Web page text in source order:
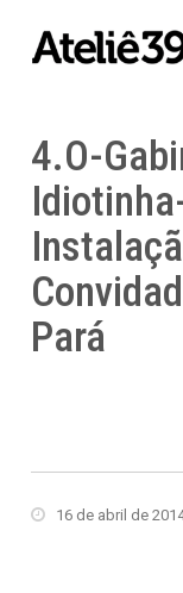
4.O-
Pará
16 de abril de